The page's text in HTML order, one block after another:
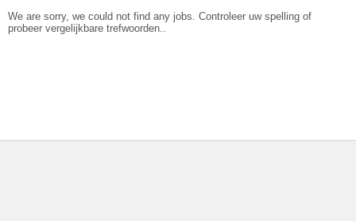
We are sorry, we could not find any jobs. Controleer uw spelling of
probeer vergelijkbare trefwoorden..